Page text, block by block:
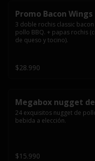
Promo Bacon Wings
3 doble rochis classic
pollo BBQ. + papas rochis
de queso y tocino).
$28.990
Megabox nugget
24 exquisitos nugget de
bebida a elección.
$15.990